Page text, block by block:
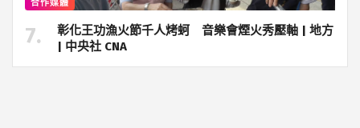
合作媒體
彰化王功漁火節千人烤蚵 音樂會煙火秀壓軸 | 地方
| 中央社 CNA